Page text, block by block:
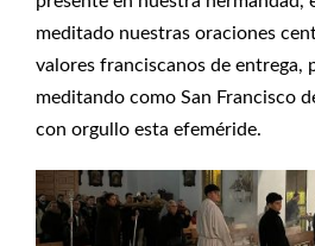
meditado nuestras oraciones
valores franciscanos de entrega,
meditando como San Francisco
con orgullo esta efeméride.